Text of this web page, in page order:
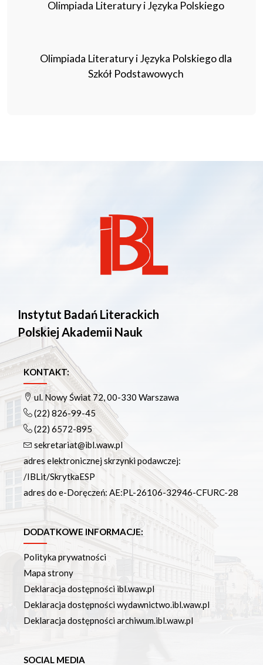
Olimpiada Literatury i Języka Polskiego
Olimpiada Literatury i Języka Polskiego dla
Szkół Podstawowych
Instytut Badań Literackich
Polskiej Akademii Nauk
KONTAKT:
ul. Nowy Świat 72, 00-330 Warszawa
(22) 826-99-45
(22) 6572-895
sekretariat@ibl.waw.pl
adres elektronicznej skrzynki podawczej:
/IBLit/SkrytkaESP
adres do e-Doręczeń: AE:PL-26106-32946-CFURC-28
DODATKOWE INFORMACJE:
Polityka prywatności
Mapa strony
Deklaracja dostępności ibl.waw.pl
Deklaracja dostępności wydawnictwo.ibl.waw.pl
Deklaracja dostępności archiwum.ibl.waw.pl
SOCIAL MEDIA